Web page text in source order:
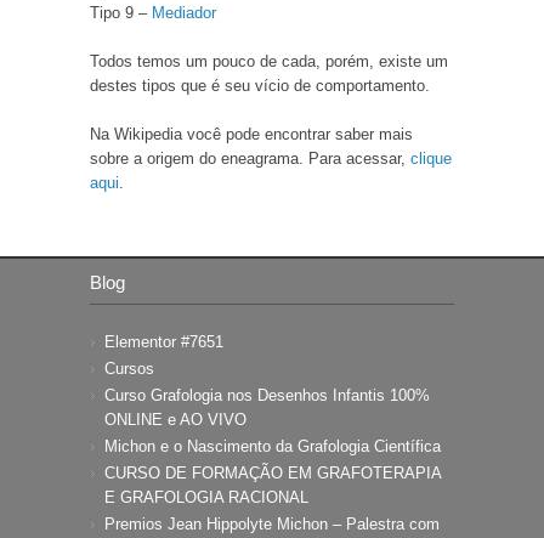
Tipo 9 – Mediador
Todos temos um pouco de cada, porém, existe um
destes tipos que é seu vício de comportamento.
Na Wikipedia você pode encontrar saber mais
sobre a origem do eneagrama. Para acessar, clique
aqui.
Blog
Elementor #7651
Cursos
Curso Grafologia nos Desenhos Infantis 100%
ONLINE e AO VIVO
Michon e o Nascimento da Grafologia Científica
CURSO DE FORMAÇÃO EM GRAFOTERAPIA
E GRAFOLOGIA RACIONAL
Premios Jean Hippolyte Michon – Palestra com